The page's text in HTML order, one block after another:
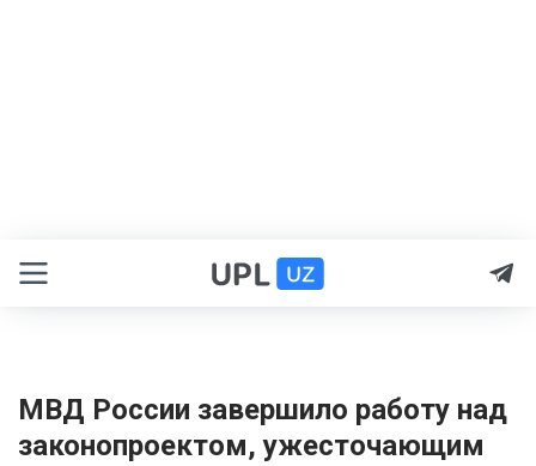
МВД России завершило работу над
законопроектом, ужесточающим